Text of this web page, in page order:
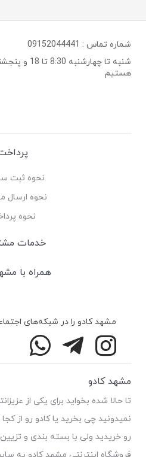
شماره تماس : 09152044441
هستیم
نحوه ثبت
نحوه ارسال
نحوه
خدمات
همراه با
مشهد کادو را در شبکه‌های
مشهد کادو
تا حالا شده بخواید برای یکی از
نمیدونید چی بخرید یا کادو رو از کجا
رو خریدید ولی با بسته بندی و